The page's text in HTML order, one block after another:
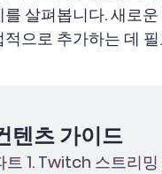
를 살펴봅니다. 새로
적으로 추가하는 데
텐츠 가이드
트 1. Twitch 스트리